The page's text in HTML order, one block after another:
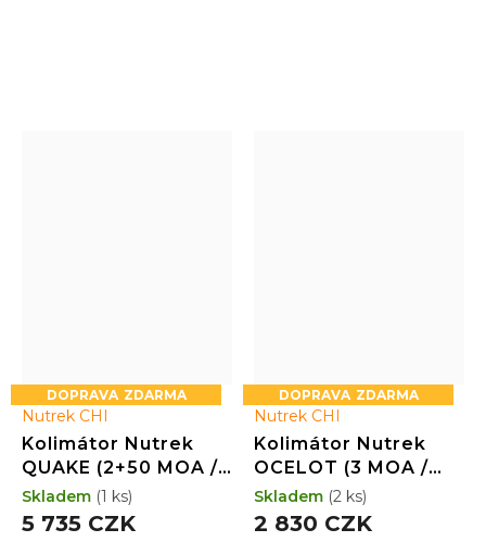
ZDARMA
Nutrek CHI
Kolimátor Nutrek
QUAKE (2+50 MOA /
RED / 31x26)
5 735 CZK
Skladem (1 ks)
ZDARMA
Nutrek CHI
Kolimátor Nutrek
OCELOT (3 MOA /
RED / 1x20)
2 830 CZK
Skladem (2 ks)